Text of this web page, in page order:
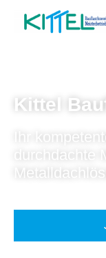
Kittel
Ihr
durchdachte